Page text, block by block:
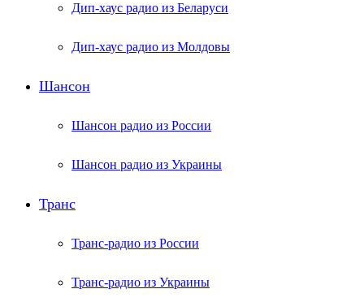
Дип-хаус радио из Беларуси
Дип-хаус радио из Молдовы
Шансон
Шансон радио из России
Шансон радио из Украины
Транс
Транс-радио из России
Транс-радио из Украины